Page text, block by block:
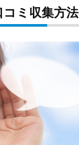
ミ収集方法